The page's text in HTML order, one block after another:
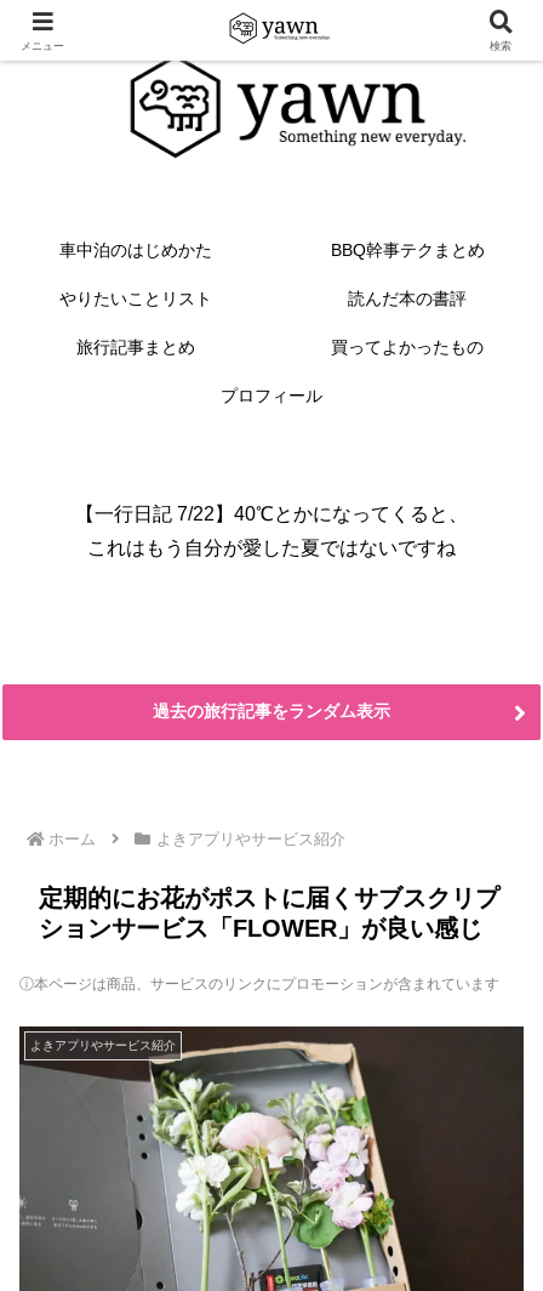
車中泊のはじめかた BBQ幹事テクまとめ
やりたいことリスト 読んだ本の書評
旅行記事まとめ 買ってよかったもの
プロフィール
【一行日記 7/22】40℃とかになってくると、
これはもう自分が愛した夏ではないですね
過去の旅行記事をランダム表示
ホーム よきアプリやサービス紹介
定期的にお花がポストに届くサブスクリプ
ションサービス「FLOWER」が良い感じ
ⓘ本ページは商品、サービスのリンクにプロモーションが含まれています
よきアプリやサービス紹介
メニュー 検索